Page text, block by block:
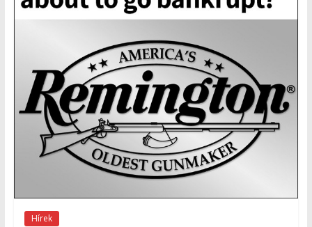
Hírek